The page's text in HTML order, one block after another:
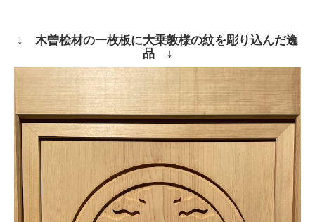
↓ 木曽桧材の一枚板に大乗教様の紋を彫り込んだ逸
品 ↓